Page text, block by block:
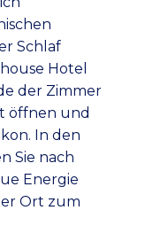
Schlaf
Hotel
der Zimmer
öffnen und
In den
Sie nach
Energie
Ort zum